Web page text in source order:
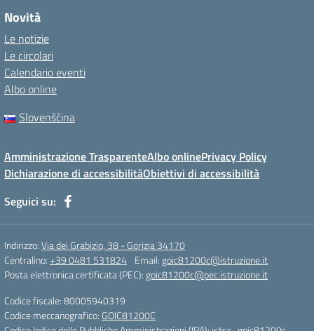
Novità
Le notizie
Le circolari
Calendario eventi
Albo online
Slovenščina
Amministrazione TrasparenteAlbo onlinePrivacy Policy
Dichiarazione di accessibilitàObiettivi di accessibilità
Seguici su:
Indirizzo:Via dei Grabizio, 38 - Gorizia 34170
Centralino:+39 0481 531824 Email: goic81200c@istruzione.it
Posta elettronica certificata (PEC): goic81200c@pec.istruzione.it
Codice fiscale: 80005940319
Codice meccanografico: GOIC81200C